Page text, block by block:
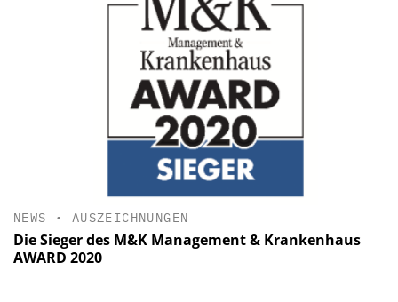
NEWS • AUSZEICHNUNGEN
Die Sieger des M&K Management & Krankenhaus
AWARD 2020